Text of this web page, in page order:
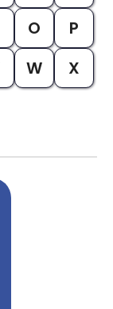
O
P
W
X